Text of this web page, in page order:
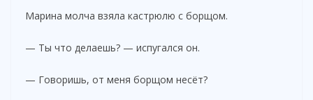
Марина молча взяла кастрюлю с борщом.
— Ты что делаешь? — испугался он.
— Говоришь, от меня борщом несёт?